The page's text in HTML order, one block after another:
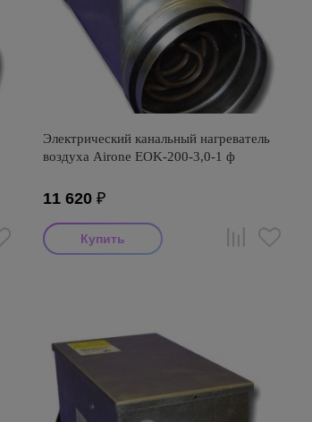
Электрический канальный нагреватель
воздуха Airone EOK-200-3,0-1 ф
11 620₽